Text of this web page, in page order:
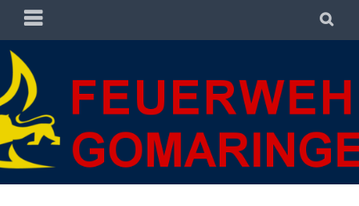
Zum
springen
PRIMÄRES
MENÜ
FREIWILLIGE
FEUERWEHR
GOMARINGEN
FREIWILLIGE FEUERWEHR GOMARINGEN